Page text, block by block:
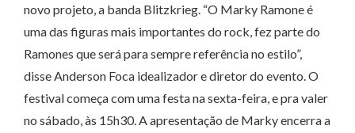
novo projeto, a banda Blitzkrieg. “O Marky Ramone é
uma das figuras mais importantes do rock, fez parte do
Ramones que será para sempre referência no estilo”,
disse Anderson Foca idealizador e diretor do evento. O
festival começa com uma festa na sexta-feira, e pra valer
no sábado, às 15h30. A apresentação de Marky encerra a